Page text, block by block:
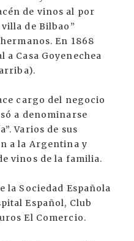
de vinos al por
de Bilbao”
En 1868
Casa Goyenechea
cargo del negocio
a denominarse
Varios de sus
a la Argentina y
vinos de la familia.
la Sociedad Española
Español, Club
El Comercio.